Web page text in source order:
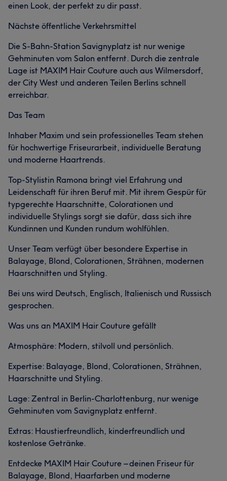
einen Look, der perfekt zu dir passt.
Nächste öffentliche Verkehrsmittel
Die S-Bahn-Station Savignyplatz ist nur wenige
Gehminuten vom Salon entfernt. Durch die zentrale
Lage ist MAXIM Hair Couture auch aus Wilmersdorf,
der City West und anderen Teilen Berlins schnell
erreichbar.
Das Team
Inhaber Maxim und sein professionelles Team stehen
für hochwertige Friseurarbeit, individuelle Beratung
und moderne Haartrends.
Top-Stylistin Ramona bringt viel Erfahrung und
Leidenschaft für ihren Beruf mit. Mit ihrem Gespür für
typgerechte Haarschnitte, Colorationen und
individuelle Stylings sorgt sie dafür, dass sich ihre
Kundinnen und Kunden rundum wohlfühlen.
Unser Team verfügt über besondere Expertise in
Balayage, Blond, Colorationen, Strähnen, modernen
Haarschnitten und Styling.
Bei uns wird Deutsch, Englisch, Italienisch und Russisch
gesprochen.
Was uns an MAXIM Hair Couture gefällt
Atmosphäre: Modern, stilvoll und persönlich.
Expertise: Balayage, Blond, Colorationen, Strähnen,
Haarschnitte und Styling.
Lage: Zentral in Berlin-Charlottenburg, nur wenige
Gehminuten vom Savignyplatz entfernt.
Extras: Haustierfreundlich, kinderfreundlich und
kostenlose Getränke.
Entdecke MAXIM Hair Couture – deinen Friseur für
Balayage, Blond, Haarfarben und moderne